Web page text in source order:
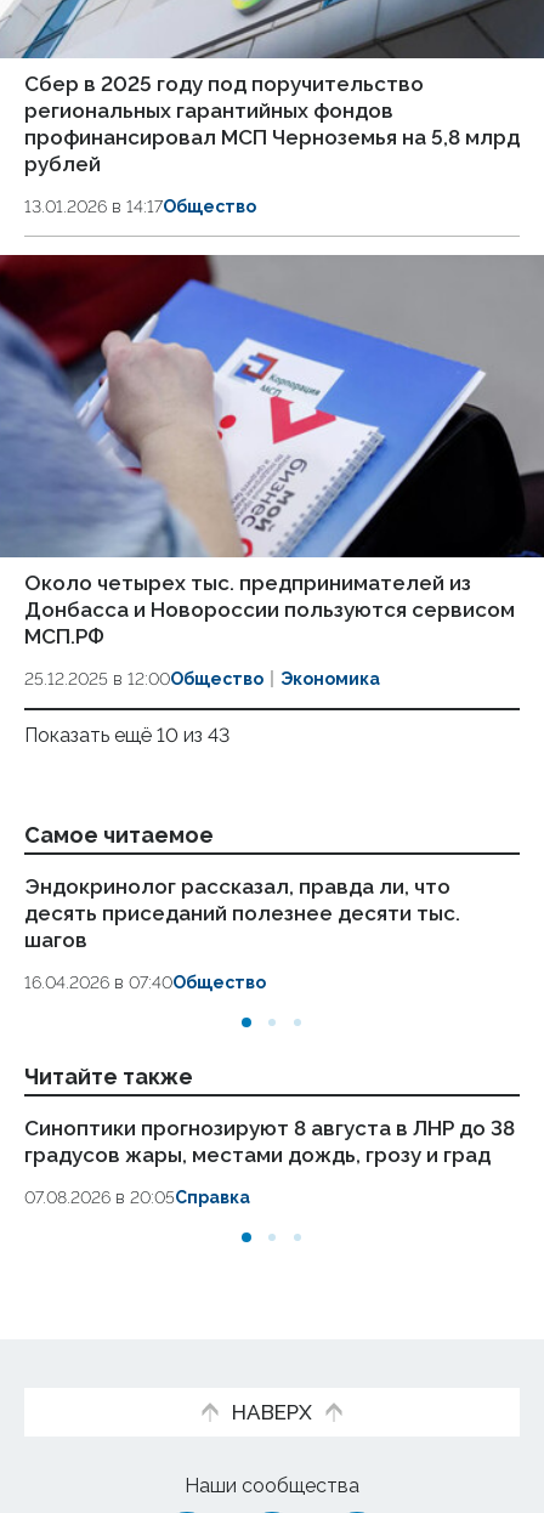
Сбер в 2025 году под поручительство
региональных гарантийных фондов
профинансировал МСП Черноземья на 5,8 млрд
рублей
13.01.2026 в 14:17Общество
Около четырех тыс. предпринимателей из
Донбасса и Новороссии пользуются сервисом
МСП.РФ
25.12.2025 в 12:00Общество Экономика
Показать ещё 10 из 43
Самое читаемое
Эндокринолог рассказал, правда ли, что
десять приседаний полезнее десяти тыс.
шагов
16.04.2026 в 07:40Общество
Читайте также
Синоптики прогнозируют 8 августа в ЛНР до 38
градусов жары, местами дождь, грозу и град
07.08.2026 в 20:05Справка
НАВЕРХ
Наши сообщества